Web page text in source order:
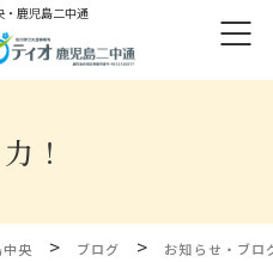
・鹿児島二中通
！
央 > ブログ > お知らせ・ブロ